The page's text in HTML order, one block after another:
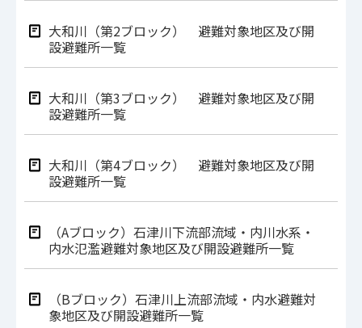
大和川（第2ブロック） 避難対象地区及び開
設避難所一覧
大和川（第3ブロック） 避難対象地区及び開
設避難所一覧
大和川（第4ブロック） 避難対象地区及び開
設避難所一覧
（Aブロック）石津川下流部流域・内川水系・
内水氾濫避難対象地区及び開設避難所一覧
（Bブロック）石津川上流部流域・内水避難対
象地区及び開設避難所一覧